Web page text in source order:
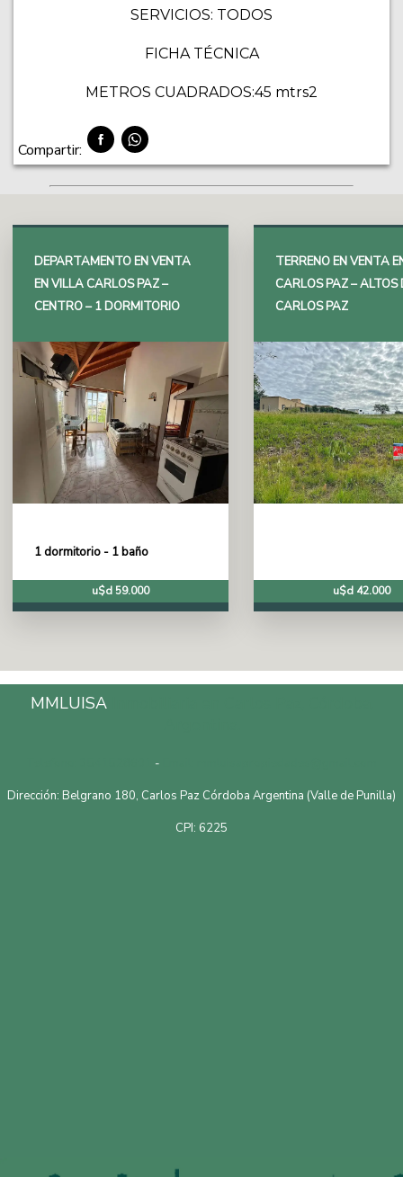
SERVICIOS: TODOS
FICHA TÉCNICA
METROS CUADRADOS:45 mtrs2
Compartir:
DEPARTAMENTO EN VENTA
EN VILLA CARLOS PAZ –
CENTRO – 1 DORMITORIO
1 dormitorio - 1 baño
u$d 59.000
TERRENO EN VENTA
CARLOS PAZ – ALTOS
CARLOS PAZ
u$d 42.000
MMLUISA
-
Dirección: Belgrano 180, Carlos Paz Córdoba Argentina (Valle de Punilla)
CPI: 6225